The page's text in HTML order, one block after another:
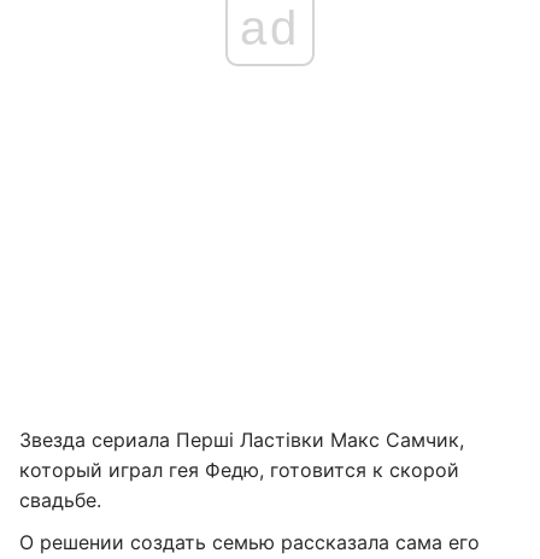
ad
Звезда сериала Перші Ластівки Макс Самчик,
который играл гея Федю, готовится к скорой
свадьбе.
О решении создать семью рассказала сама его